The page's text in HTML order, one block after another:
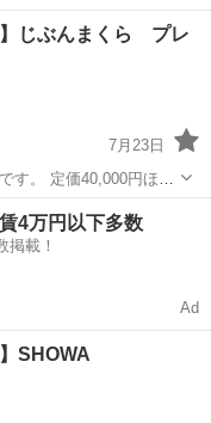
フィットしなかったの
】じぶんまくら プレ
7月23日
す。 定価40,000円ほ
お気4万円以下多数
掲載！
Ad
SHOWA